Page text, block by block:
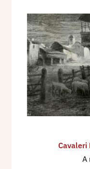
707 ill.
1922 - Rio di
della R.
Milano, La Cultura
giugno, p. 328,
1922 - XIII
della Città di
1922 -
Vallardi, pp. 605,
1922 - La XIII
Cavaleri
A